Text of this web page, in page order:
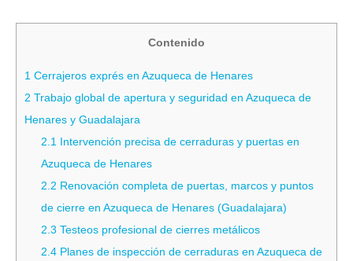
Contenido
1 Cerrajeros exprés en Azuqueca de Henares
2 Trabajo global de apertura y seguridad en Azuqueca de
Henares y Guadalajara
2.1 Intervención precisa de cerraduras y puertas en
Azuqueca de Henares
2.2 Renovación completa de puertas, marcos y puntos
de cierre en Azuqueca de Henares (Guadalajara)
2.3 Testeos profesional de cierres metálicos
2.4 Planes de inspección de cerraduras en Azuqueca de